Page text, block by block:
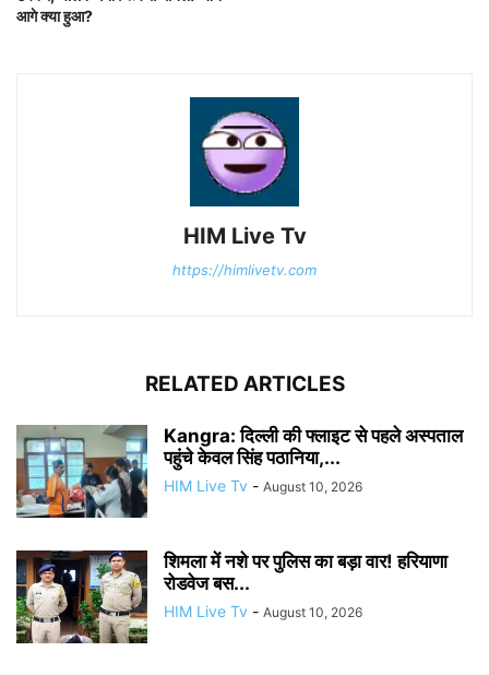
आगे क्या हुआ?
HIM Live Tv
https://himlivetv.com
RELATED ARTICLES
Kangra: दिल्ली की फ्लाइट से पहले अस्पताल
पहुंचे केवल सिंह पठानिया,...
HIM Live Tv - August 10, 2026
शिमला में नशे पर पुलिस का बड़ा वार! हरियाणा
रोडवेज बस...
HIM Live Tv - August 10, 2026